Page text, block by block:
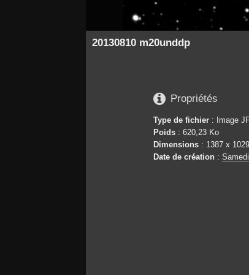
20130810 m20unddp
 Propriétés
Type de fichier: Image
Poids: 620,23 Ko
Dimensions: 1387 x
Date de création: